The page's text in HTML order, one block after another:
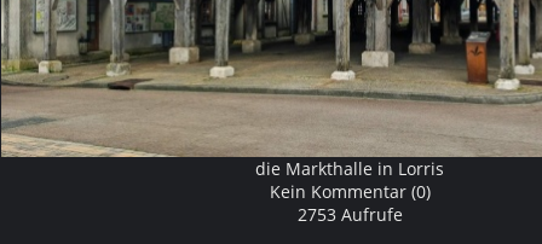
die Markthalle in Lorris
Kein Kommentar (0)
2753 Aufrufe